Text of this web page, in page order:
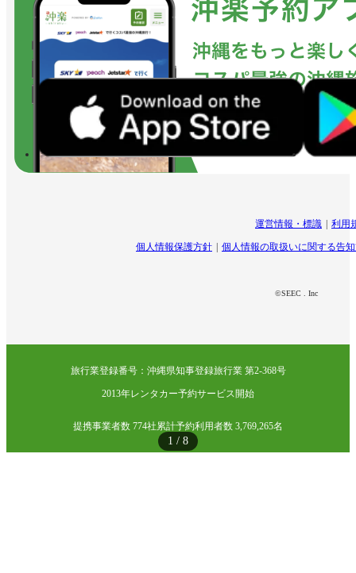
1 / 8
運営情報・標識 利用
個人情報保護方針 個人情報の取扱いに関する告
©SEEC . Inc
旅行業登録番号：沖縄県知事登録旅行業 第2-368号
2013年レンタカー予約サービス開始
提携事業者数 774社累計予約利用者数 3,769,265名